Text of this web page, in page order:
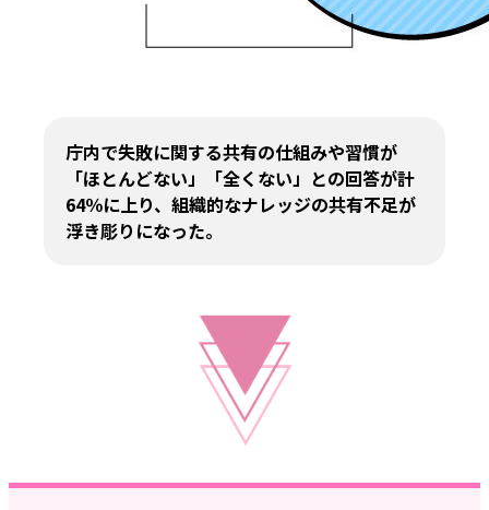
庁内で失敗に関する共有の仕組みや習慣が
「ほとんどない」「全くない」との回答が計
64％に上り、組織的なナレッジの共有不足が
浮き彫りになった。